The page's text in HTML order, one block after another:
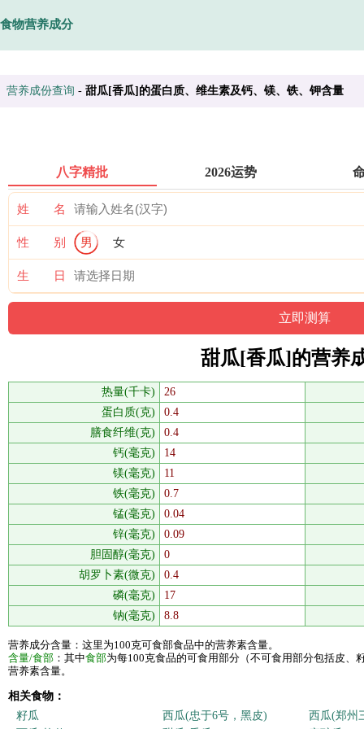
食物营养成分
营养成份查询 - 甜瓜[香瓜]的蛋白质、维生素及钙、镁、铁、钾含量
八字精批 2026运势
姓 名
性 别 男 女
生 日
甜瓜[香瓜]的营养
热量(千卡)
26
蛋白质(克)
0.4
膳食纤维(克)
0.4
钙(毫克)
14
镁(毫克)
11
铁(毫克)
0.7
锰(毫克)
0.04
锌(毫克)
0.09
胆固醇(毫克)
0
胡罗卜素(微克)
0.4
磷(毫克)
17
钠(毫克)
8.8
营养成分含量：这里为100克可食部食品中的营养素含量。
含量/食部 ：其中食部为每100克食品的可食用部分（不可食用部分包括皮、
营养素含量。
相关食物：
籽瓜
西瓜(忠于6号，黑皮)
西瓜(郑州